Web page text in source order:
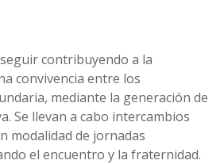
contribuyendo a la
convivencia entre los
mediante la generación de
Se llevan a cabo intercambios
modalidad de jornadas
el encuentro y la fraternidad.